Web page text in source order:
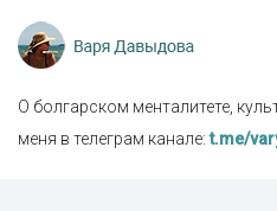
О болгарском менталитете,
меня в телеграм канале:t.me/